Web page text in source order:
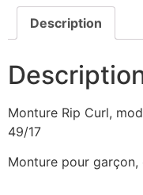
Description
Monture Rip Curl,
49/17
Monture pour